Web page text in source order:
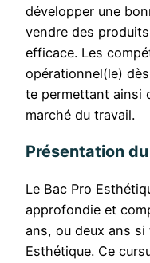
développer une
vendre des
efficace. Les
opérationnel(le)
te permettant ainsi
marché du travail.
Présentation
Le Bac Pro
approfondie et
ans, ou deux ans si
Esthétique. Ce